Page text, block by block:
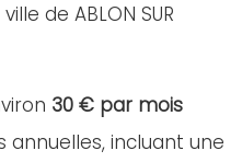
de ABLON SUR
30 € par mois
incluant une